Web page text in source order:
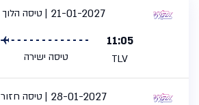
טיסה הלוך
21-01-2027
11:05
TLV טיסה ישירה
טיסה חזור
28-01-2027